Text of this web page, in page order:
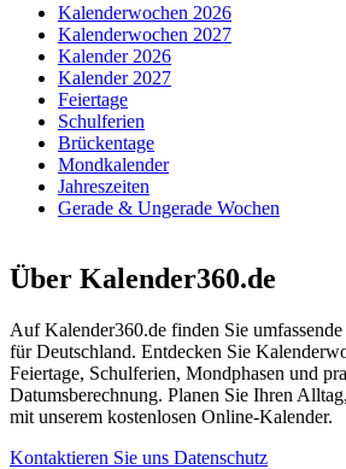
Kalenderwochen 2026
Kalenderwochen 2027
Kalender 2026
Kalender 2027
Feiertage
Schulferien
Brückentage
Mondkalender
Jahreszeiten
Gerade & Ungerade Wochen
Über Kalender360.de
Auf Kalender360.de finden Sie
für Deutschland. Entdecken Sie
Feiertage, Schulferien, Mondphasen und
Datumsberechnung. Planen Sie Ihren
mit unserem kostenlosen Online-Kalender.
Kontaktieren Sie uns Datenschutz